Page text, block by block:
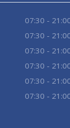
07:30 -
07:30 -
07:30 -
07:30 -
07:30 -
07:30 -